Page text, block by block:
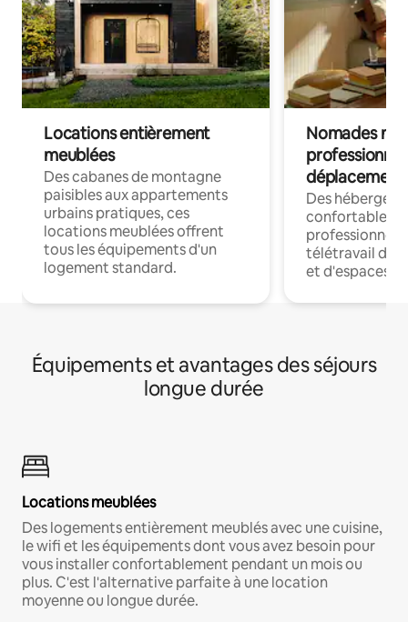
Locations entièrement
meublées
Des cabanes de montagne
paisibles aux appartements
urbains pratiques, ces
locations meublées offrent
tous les équipements d'un
logement standard.
Nomades
déplacement
Des
confortables
professionnels
télétravail
et d'espaces
Équipements et avantages des séjours
longue durée
Locations meublées
Des logements entièrement meublés avec une cuisine,
le wifi et les équipements dont vous avez besoin pour
vous installer confortablement pendant un mois ou
plus. C'est l'alternative parfaite à une location
moyenne ou longue durée.